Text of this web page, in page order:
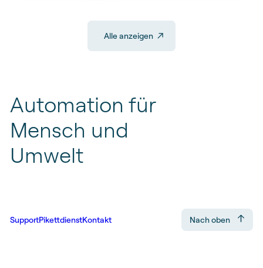
Alle anzeigen
Automation für
Mensch und
Umwelt
SupportPikettdienstKontakt Nach oben